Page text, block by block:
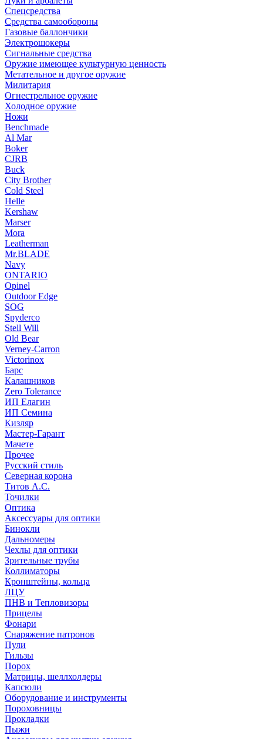
Спецсредства
Средства самообороны
Газовые баллончики
Электрошокеры
Сигнальные средства
Оружие имеющее культурную ценность
Метательное и другое оружие
Милитария
Огнестрельное оружие
Холодное оружие
Ножи
Benchmade
Al Mar
Boker
CJRB
Buck
City Brother
Cold Steel
Helle
Kershaw
Marser
Mora
Leatherman
Mr.BLADE
Navy
ONTARIO
Opinel
Outdoor Edge
SOG
Spyderco
Stell Will
Old Bear
Verney-Carron
Victorinox
Барс
Калашников
Zero Tolerance
ИП Елагин
ИП Семина
Кизляр
Мастер-Гарант
Мачете
Прочее
Русский стиль
Северная корона
Титов А.С.
Точилки
Оптика
Аксессуары для оптики
Бинокли
Дальномеры
Чехлы для оптики
Зрительные трубы
Коллиматоры
Кронштейны, кольца
ЛЦУ
ПНВ и Тепловизоры
Прицелы
Фонари
Снаряжение патронов
Пули
Гильзы
Порох
Матрицы, шеллхолдеры
Капсюли
Оборудование и инструменты
Пороховницы
Прокладки
Пыжи